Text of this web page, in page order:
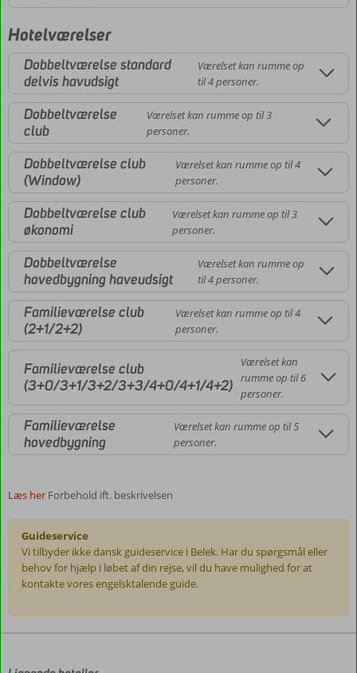
Hotelværelser
Dobbeltværelse standard
delvis havudsigt
Værelset kan rumme op
til 4 personer.
Dobbeltværelse
club
Værelset kan rumme op til 3
personer.
Dobbeltværelse club
(Window)
Værelset kan rumme op til 4
personer.
Dobbeltværelse club
økonomi
Værelset kan rumme op til 3
personer.
Dobbeltværelse
hovedbygning haveudsigt
Værelset kan rumme op
til 4 personer.
Familieværelse club
(2+1/2+2)
Værelset kan rumme op til 4
personer.
Familieværelse club
(3+0/3+1/3+2/3+3/4+0/4+1/4+2)
Værelset kan
rumme op til 6
personer.
Familieværelse
hovedbygning
Værelset kan rumme op til 5
personer.
Læs her Forbehold ift. beskrivelsen
Guideservice
Vi tilbyder ikke dansk guideservice i Belek. Har du spørgsmål eller
behov for hjælp i løbet af din rejse, vil du have mulighed for at
kontakte vores engelsktalende guide.